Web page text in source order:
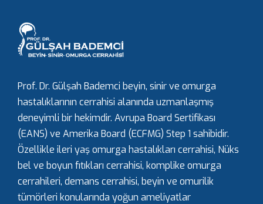
Prof. Dr. Gülşah Bademci beyin, sinir ve omurga
hastalıklarının cerrahisi alanında uzmanlaşmış
deneyimli bir hekimdir. Avrupa Board Sertifikası
(EANS) ve Amerika Board (ECFMG) Step 1 sahibidir.
Özellikle ileri yaş omurga hastalıkları cerrahisi, Nüks
bel ve boyun fıtıkları cerrahisi, komplike omurga
cerrahileri, demans cerrahisi, beyin ve omurilik
tümörleri konularında yoğun ameliyatlar